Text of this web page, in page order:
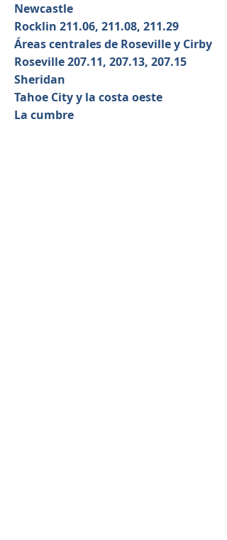
Newcastle
Rocklin 211.06, 211.08, 211.29
Áreas centrales de Roseville y Cirby
Roseville 207.11, 207.13, 207.15
Sheridan
Tahoe City y la costa oeste
La cumbre